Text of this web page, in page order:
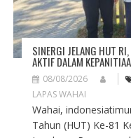
SINERGI JELANG HUT
AKTIF DALAM
08/08/2026
LAPAS WAHAI
Wahai,
Tahun (HUT) Ke-81